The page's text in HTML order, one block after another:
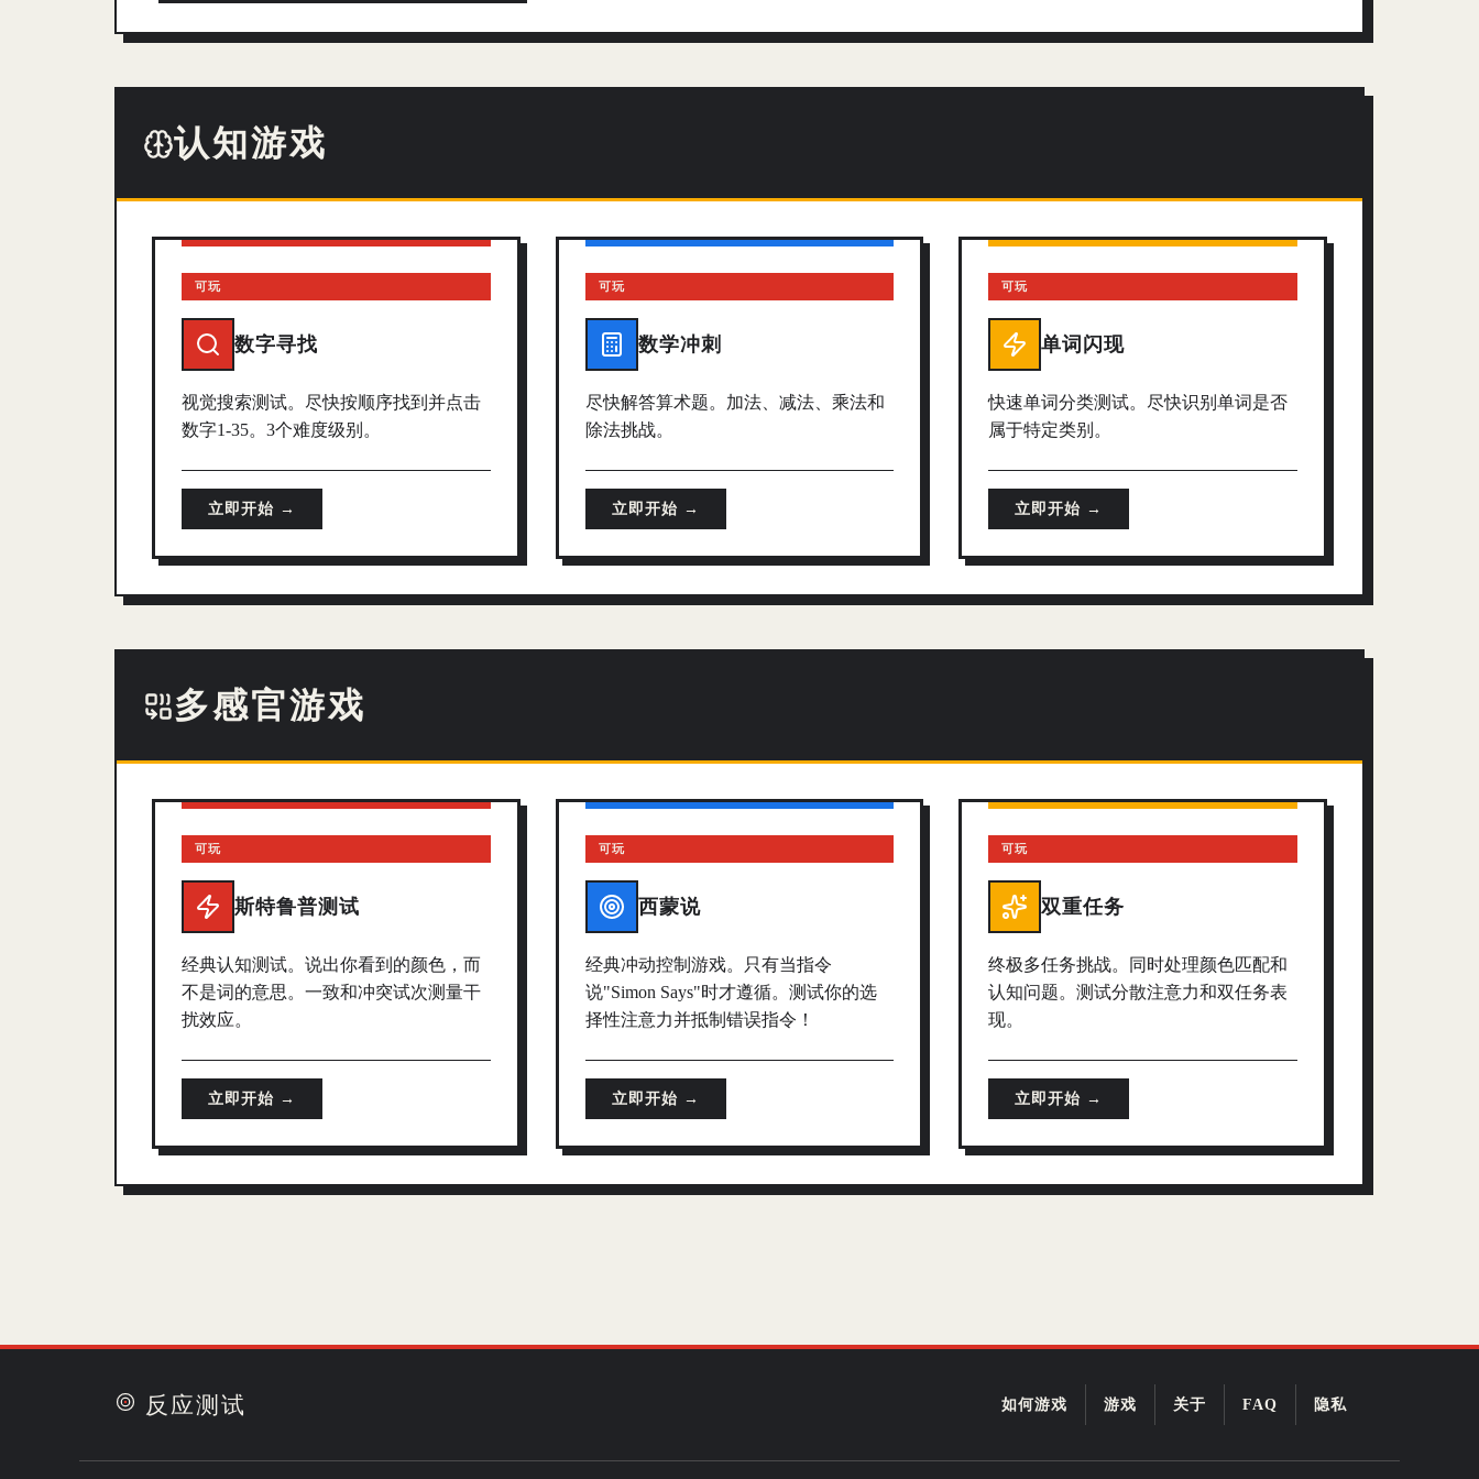
认知游戏
可玩
数字寻找
视觉搜索测试。尽快按顺序找到并点击
数字1-35。3个难度级别。
立即开始 →
可玩
数学冲刺
尽快解答算术题。加法、减法、乘法和
除法挑战。
立即开始 →
可玩
单词闪现
快速单词分类测试。尽快识别单词是否
属于特定类别。
立即开始 →
多感官游戏
可玩
斯特鲁普测试
经典认知测试。说出你看到的颜色，而
不是词的意思。一致和冲突试次测量干
扰效应。
立即开始 →
可玩
西蒙说
经典冲动控制游戏。只有当指令
说"Simon Says"时才遵循。测试你的选
择性注意力并抵制错误指令！
立即开始 →
可玩
双重任务
终极多任务挑战。同时处理颜色匹配和
认知问题。测试分散注意力和双任务表
现。
立即开始 →
反应测试 如何游戏 游戏 关于 FAQ 隐私